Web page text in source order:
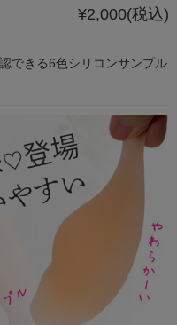
¥2,000(税込)
できる6色シリコンサンプル